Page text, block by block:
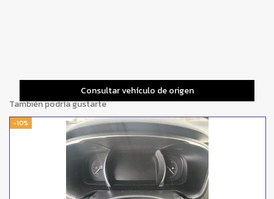
Consultar vehículo de origen
También podría gustarte
-10%